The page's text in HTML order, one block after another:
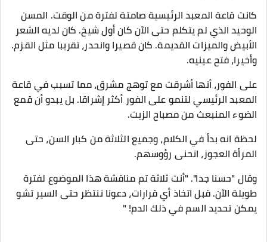
كانت قاعة المعبد الرئيسية صامتة لفترة من الوقت. المسن
الوحيد الذي لم يتكلم حتى الآن كان أول شيخ. كان لديه الشعر
الأبيض والميزات القديمة. كان قصيرا وانحدر، تقريبا مثل القزم.
وأخيرا، فتح عينيه.
على الفور، أنها أشرقت مع توهج مشرق، مما تسبب في قاعة
المعبد الرئيسي لتنمو على الفور أكثر إشراقا. بل يبدو أن قمع
الضوء المنبعث من مصباح الزيت.
لحظة انه بدأ في الكلام، وجميع الثلاثة من كبار السن، حتى
المرأة العجوز، انحنى رؤوسهم.
وقال "حسنا جدا". "أنت ثلاثة تم مناقشة هذا الموضوع لفترة
طويلة الآن. قبل اتخاذ أي قرارات، دعونا ننتظر حتى السير تشو
يمكن تحديد السم في ذلك الدم! "